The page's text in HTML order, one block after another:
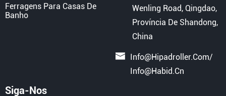
Ferragens Para Casas De
Banho
Wenling Road, Qingdao,
Província De Shandong,
China
Info@hipadroller.com/
Info@habid.cn
Siga-Nos